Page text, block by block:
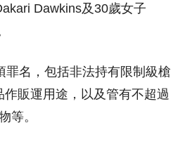
Dawkins及30歲女子
罪名，包括非法持有限制級槍
販運用途，以及管有不超過
等。